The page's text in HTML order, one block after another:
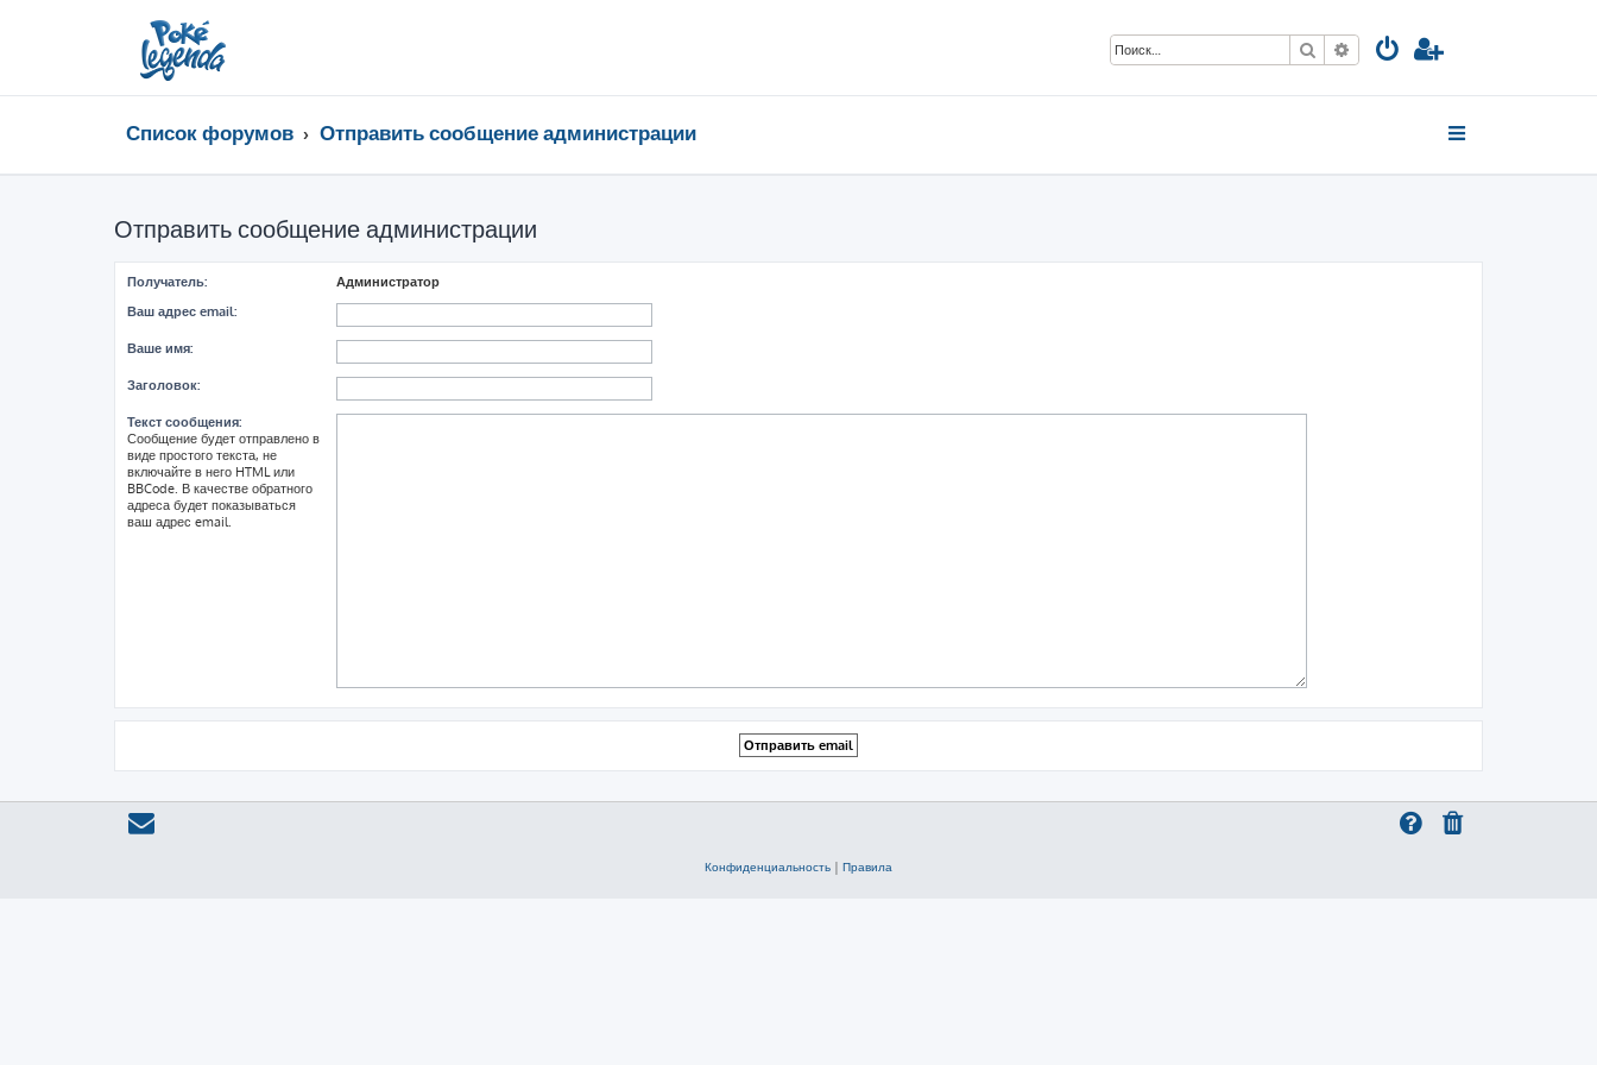
Поиск Расширенный поиск
Список форумов Отправить сообщение администрации
Отправить сообщение администрации
Получатель:
Администратор
Ваш адрес email:
Ваше имя:
Заголовок:
Текст сообщения:
Сообщение будет отправлено в
виде простого текста, не
включайте в него HTML или
BBCode. В качестве обратного
адреса будет показываться
ваш адрес email.
Конфиденциальность | Правила